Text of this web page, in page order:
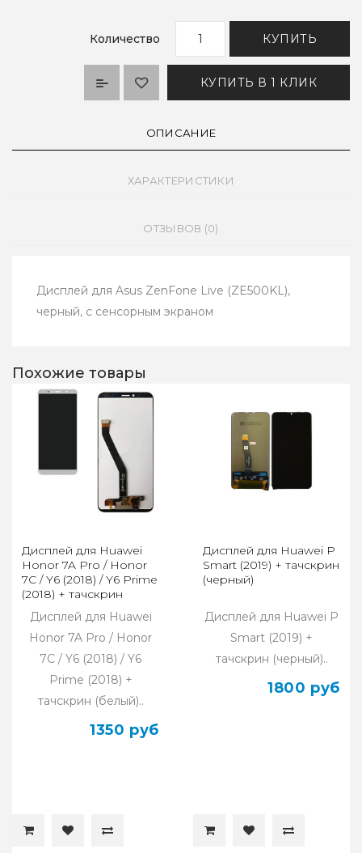
Количество КУПИТЬ
КУПИТЬ В 1 КЛИК
ОПИСАНИЕ
ХАРАКТЕРИСТИКИ
ОТЗЫВОВ (0)
Дисплей для Asus ZenFone Live (ZE500KL),
черный, с сенсорным экраном
Похожие товары
Дисплей для Huawei
Honor 7A Pro / Honor
7C / Y6 (2018) / Y6 Prime
(2018) + тачскрин
(белый)
Дисплей для Huawei
Honor 7A Pro / Honor
7C / Y6 (2018) / Y6
Prime (2018) +
тачскрин (белый)..
1350 руб
Дисплей для Huawei P
Smart (2019) + тачскрин
(черный)
Дисплей для Huawei P
Smart (2019) +
тачскрин (черный)..
1800 руб